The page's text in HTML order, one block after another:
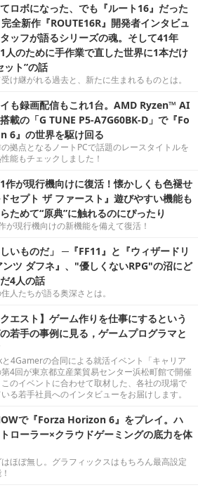
ロボになった、でも『ルート16』だった
全新作『ROUTE16R』開発者インタビュ
ッフが語るシリーズの魂。そして41年
人のために手作業で直した世界に1本だけ
ット”の話
け継がれる過去と、新たに生まれるものとは。
も録画配信もこれ1台。AMD Ryzen™ AI
載の「G TUNE P5-A7G60BK-D」で『Fo
6』の世界を駆け回る
拠点となるノートPCで話題のレースタイトルを
能もチェックしました！
作が現行機向けに復活！懐かしくも色褪せ
セプト ザ ファースト』遊びやすい機能も
ためて“原典”に触れるのにぴったり
が現行機向けの新機能を備えて復活！
しいものだ」 ─『FF11』と『ウィザードリ
ンツ ダフネ』、"優しくないRPG"の沼にど
4人の話
人たちが語る奥深さとは。
クエスト】ゲーム作りを仕事にするという
若手の事例に見る，ゲームプログラマと
4Gamerの合同による就活イベント「キャリア
4回が東京都立産業貿易センター浜松町館で開催
のイベントに合わせて取材した、各社の現場で
る若手社員へのインタビューをお届けします。
で『Forza Horizon 6』をプレイ。ハ
ローラー×クラウドゲーミングの底力を体
ほぼ無し。グラフィックスはもちろん最高設定